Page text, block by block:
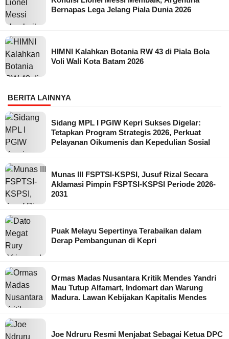
Bernapas Lega Jelang Piala Dunia 2026
HIMNI Kalahkan Botania RW 43 di Piala Bola
Voli Wali Kota Batam 2026
BERITA LAINNYA
Sidang MPL I PGIW Kepri Sukses Digelar:
Tetapkan Program Strategis 2026, Perkuat
Pelayanan Oikumenis dan Kepedulian Sosial
Munas III FSPTSI-KSPSI, Jusuf Rizal Secara
Aklamasi Pimpin FSPTSI-KSPSI Periode 2026-
2031
Puak Melayu Sepertinya Terabaikan dalam
Derap Pembangunan di Kepri
Ormas Madas Nusantara Kritik Mendes Yandri
Mau Tutup Alfamart, Indomart dan Warung
Madura. Lawan Kebijakan Kapitalis Mendes
Joe Ndruru Resmi Menjabat Sebagai Ketua DPC